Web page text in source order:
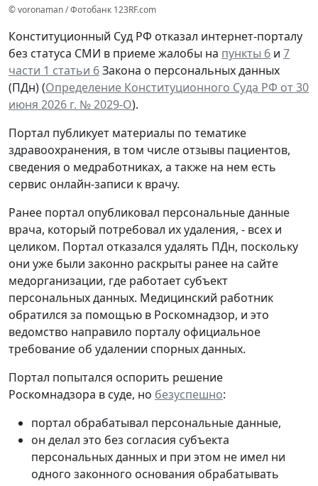
© voronaman / Фотобанк 123RF.com
Конституционный Суд РФ отказал интернет-порталу
без статуса СМИ в приеме жалобы на пункты 6 и 7
части 1 статьи 6Закона о персональных данных
(ПДн) (Определение Конституционного Суда РФ от 30
июня 2026 г. № 2029-О).
Портал публикует материалы по тематике
здравоохранения, в том числе отзывы пациентов,
сведения о медработниках, а также на нем есть
сервис онлайн-записи к врачу.
Ранее портал опубликовал персональные данные
врача, который потребовал их удаления, - всех и
целиком. Портал отказался удалять ПДн, поскольку
они уже были законно раскрыты ранее на сайте
медорганизации, где работает субъект
персональных данных. Медицинский работник
обратился за помощью в Роскомнадзор, и это
ведомство направило порталу официальное
требование об удалении спорных данных.
Портал попытался оспорить решение
Роскомнадзора в суде, но безуспешно:
портал обрабатывал персональные данные,
он делал это без согласия субъекта
персональных данных и при этом не имел ни
одного законного основания обрабатывать